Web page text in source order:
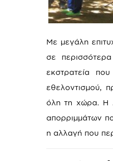
Με μεγάλη
σε
εκστρατεία
εθελοντισμού,
όλη τη χώρα. Η
απορριμμάτων
η αλλαγή που